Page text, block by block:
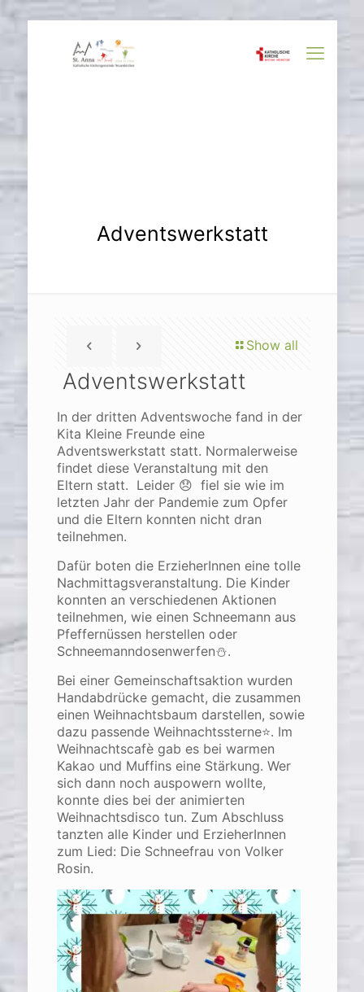
Adventswerkstatt
Show all
Adventswerkstatt
In der dritten Adventswoche fand in der
Kita Kleine Freunde eine
Adventswerkstatt statt. Normalerweise
findet diese Veranstaltung mit den
Eltern statt. Leider 😞 fiel sie wie im
letzten Jahr der Pandemie zum Opfer
und die Eltern konnten nicht dran
teilnehmen.
Dafür boten die ErzieherInnen eine tolle
Nachmittagsveranstaltung. Die Kinder
konnten an verschiedenen Aktionen
teilnehmen, wie einen Schneemann aus
Pfeffernüssen herstellen oder
Schneemanndosenwerfen⛄.
Bei einer Gemeinschaftsaktion wurden
Handabdrücke gemacht, die zusammen
einen Weihnachtsbaum darstellen, sowie
dazu passende Weihnachtssterne⭐. Im
Weihnachtscafè gab es bei warmen
Kakao und Muffins eine Stärkung. Wer
sich dann noch auspowern wollte,
konnte dies bei der animierten
Weihnachtsdisco tun. Zum Abschluss
tanzten alle Kinder und ErzieherInnen
zum Lied: Die Schneefrau von Volker
Rosin.